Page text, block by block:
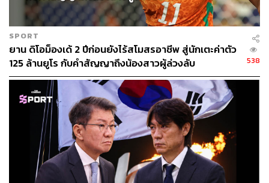
SPORT
ยาน ดิโอม็องเด้ 2 ปีก่อนยังไร้สโมสรอาชีพ สู่นักเตะค่าตัว
125 ล้านยูโร กับคำสัญญาถึงน้องสาวผู้ล่วงลับ
538